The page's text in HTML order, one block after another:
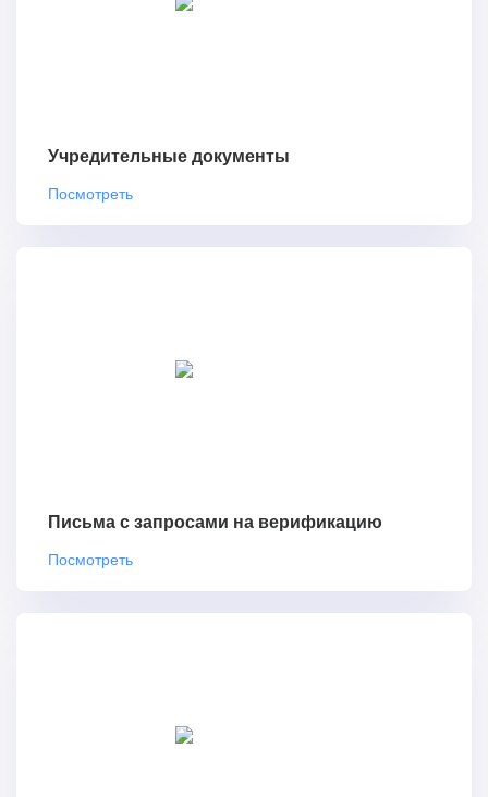
Учредительные документы
Посмотреть
Письма с запросами на верификацию
Посмотреть